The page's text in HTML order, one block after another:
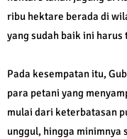
ribu hektare berada di
yang sudah baik ini
Pada kesempatan itu,
para petani yang
mulai dari keterbatasan
unggul, hingga minimnya